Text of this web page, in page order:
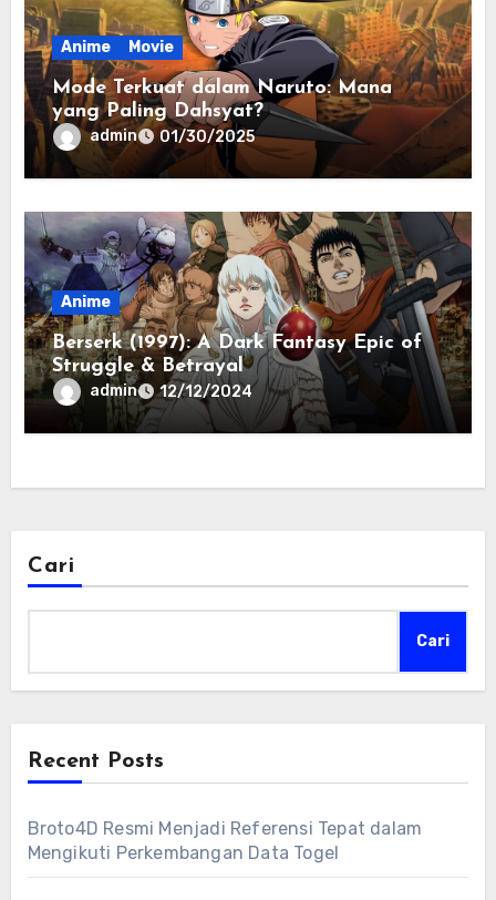
Anime Movie
Mode Terkuat dalam Naruto: Mana
yang Paling Dahsyat?
admin 01/30/2025
Anime
Berserk (1997): A Dark Fantasy Epic of
Struggle & Betrayal
admin 12/12/2024
Cari
Cari
Recent Posts
Broto4D Resmi Menjadi Referensi Tepat dalam
Mengikuti Perkembangan Data Togel